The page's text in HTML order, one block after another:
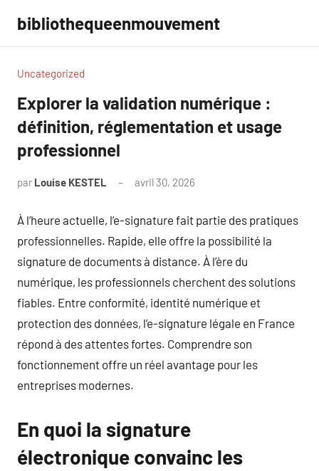
contenu
bibliothequeenmouvement
Uncategorized
Explorer la validation numérique :
définition, réglementation et usage
professionnel
par Louise KESTEL avril 30, 2026
À l’heure actuelle, l’e-signature fait partie des pratiques
professionnelles. Rapide, elle offre la possibilité la
signature de documents à distance. À l’ère du
numérique, les professionnels cherchent des solutions
fiables. Entre conformité, identité numérique et
protection des données, l’e-signature légale en France
répond à des attentes fortes. Comprendre son
fonctionnement offre un réel avantage pour les
entreprises modernes.
En quoi la signature
électronique convainc les